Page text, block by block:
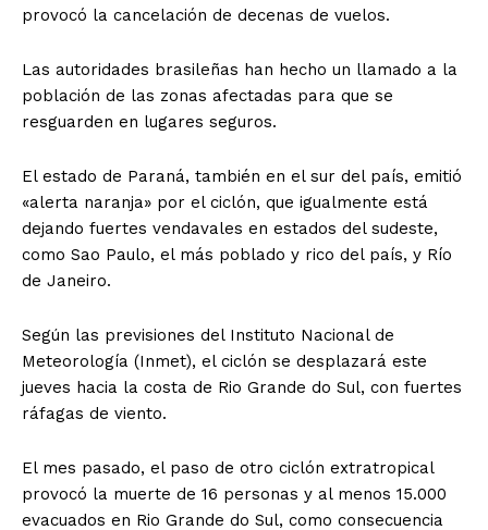
provocó la cancelación de decenas de vuelos.
Las autoridades brasileñas han hecho un llamado a la
población de las zonas afectadas para que se
resguarden en lugares seguros.
El estado de Paraná, también en el sur del país, emitió
«alerta naranja» por el ciclón, que igualmente está
dejando fuertes vendavales en estados del sudeste,
como Sao Paulo, el más poblado y rico del país, y Río
de Janeiro.
Según las previsiones del Instituto Nacional de
Meteorología (Inmet), el ciclón se desplazará este
jueves hacia la costa de Rio Grande do Sul, con fuertes
ráfagas de viento.
El mes pasado, el paso de otro ciclón extratropical
provocó la muerte de 16 personas y al menos 15.000
evacuados en Rio Grande do Sul, como consecuencia